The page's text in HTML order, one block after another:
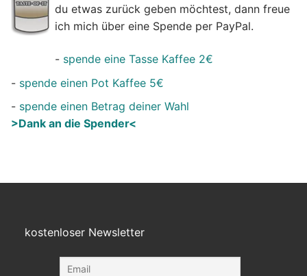
du etwas zurück geben möchtest, dann freue
ich mich über eine Spende per PayPal.
- spende eine Tasse Kaffee 2€
- spende einen Pot Kaffee 5€
- spende einen Betrag deiner Wahl
>Dank an die Spender<
kostenloser Newsletter